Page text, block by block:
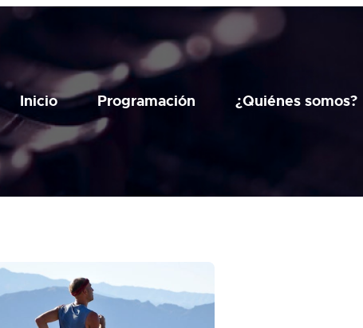
Inicio Programación ¿Quiénes somos?